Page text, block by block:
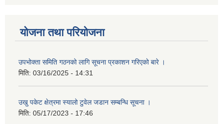
योजना तथा परियोजना
उपभोक्ता समिति गठनको लागि सूचना प्रकाशन गरिएको बारे ।
मिति: 03/16/2025 - 14:31
उखु पकेट क्षेत्रमा स्यालो टुवेल जडान सम्बन्धि सूचना ।
मिति: 05/17/2023 - 17:46